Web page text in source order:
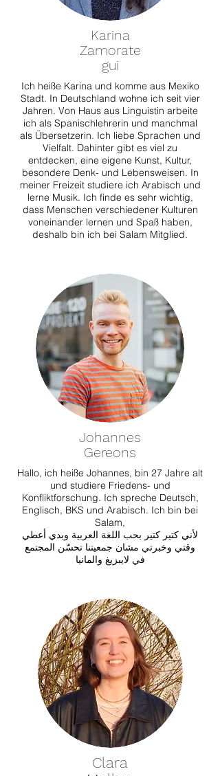
Karina
Zamorate
gui
Ich heiße Karina und komme aus Mexiko
Stadt. In Deutschland wohne ich seit vier
Jahren. Von Haus aus Linguistin arbeite
ich als Spanischlehrerin und manchmal
als Übersetzerin. Ich liebe Sprachen und
Vielfalt. Dahinter gibt es viel zu
entdecken, eine eigene Kunst, Kultur,
besondere Denk- und Lebensweisen. In
meiner Freizeit studiere ich Arabisch und
lerne Musik. Ich finde es sehr wichtig,
dass Menschen verschiedener Kulturen
voneinander lernen und Spaß haben,
deshalb bin ich bei Salam Mitglied.
Johannes
Gereons
Hallo, ich heiße Johannes, bin 27 Jahre alt
und studiere Friedens- und
Konfliktforschung. Ich spreche Deutsch,
Englisch, BKS und Arabisch. Ich bin bei
Salam,
لأني كتير كتير بحب اللغة العربية وبدي أعطي
وقتي وخبرتي مشان جمعيتنا تحسّن المجتمع
في لايبزيغ والمانيا
Clara